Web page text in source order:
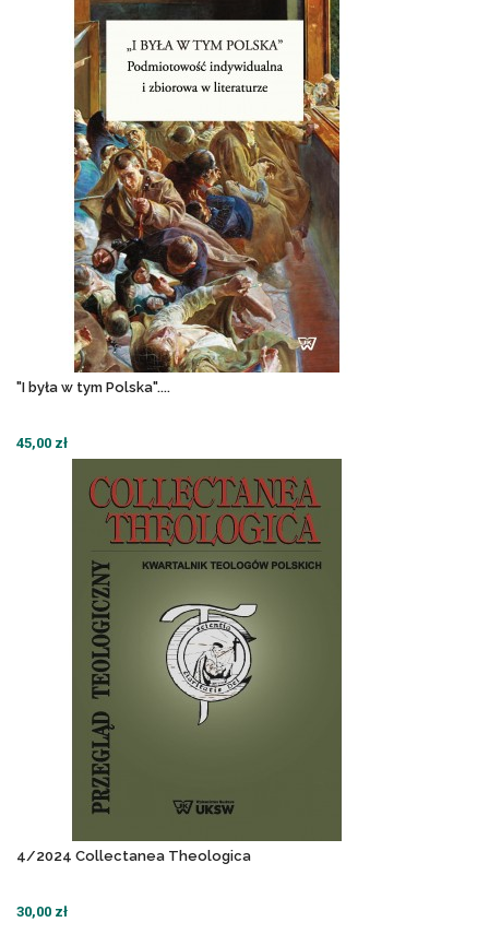
"I była w tym Polska"....
45,00 zł
4/2024 Collectanea Theologica
30,00 zł